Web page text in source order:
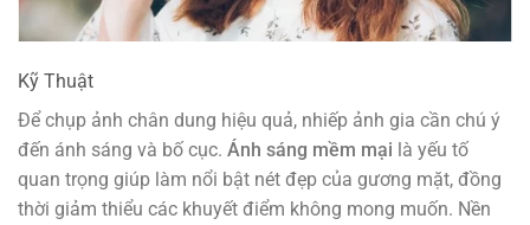
Kỹ Thuật
Để chụp ảnh chân dung hiệu quả, nhiếp ảnh gia cần chú ý
đến ánh sáng và bố cục. Ánh sáng mềm mại là yếu tố
quan trọng giúp làm nổi bật nét đẹp của gương mặt, đồng
thời giảm thiểu các khuyết điểm không mong muốn. Nền